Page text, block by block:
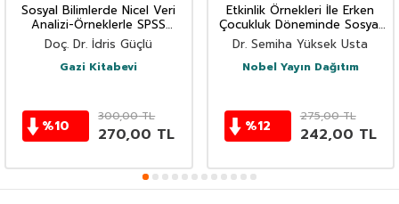
Sosyal Bilimlerde Nicel Veri
Analizi-Örneklerle SPSS
Uygulamaları ve Yorumlamaları
Doç. Dr. İdris Güçlü
Gazi Kitabevi
%10
300,00TL
270,00 TL
Etkinlik Örnekleri İle Erken
Çocukluk Döneminde Sosyal
Bilimler: Tarih - Coğrafya
Ekonomi
Dr. Semiha Yüksek Usta
Nobel Yayın Dağıtım
%12
275,00TL
242,00 TL